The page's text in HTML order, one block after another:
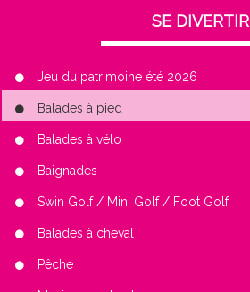
SE DIVERTIR
Jeu du patrimoine été 2026
Balades à pied
Balades à vélo
Baignades
Swin Golf / Mini Golf / Foot Golf
Balades à cheval
Pêche